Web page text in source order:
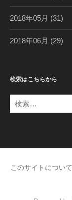
2018年05月 (31)
2018年06月 (29)
検索はこちらから
検
索
このサイトについて